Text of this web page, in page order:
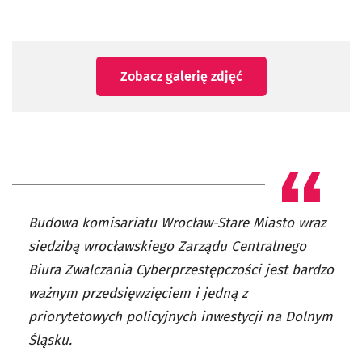
Zobacz galerię zdjęć
Budowa komisariatu Wrocław-Stare Miasto wraz
siedzibą wrocławskiego Zarządu Centralnego
Biura Zwalczania Cyberprzestępczości jest bardzo
ważnym przedsięwzięciem i jedną z
priorytetowych policyjnych inwestycji na Dolnym
Śląsku.